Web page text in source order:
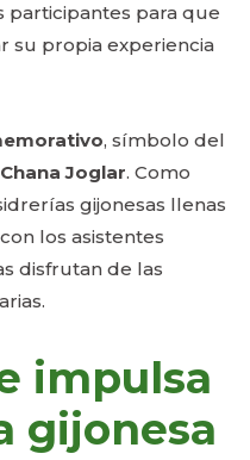
participantes para que
su propia experiencia
, símbolo del
Chana Joglar. Como
gijonesas llenas
los asistentes
disfrutan de las
impulsa
gijonesa